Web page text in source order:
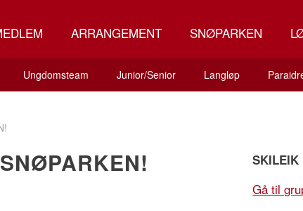
ARRANGEMENT SNØPARKEN
Ungdomsteam Junior/Senior Langløp
SKILEIK
Gå til